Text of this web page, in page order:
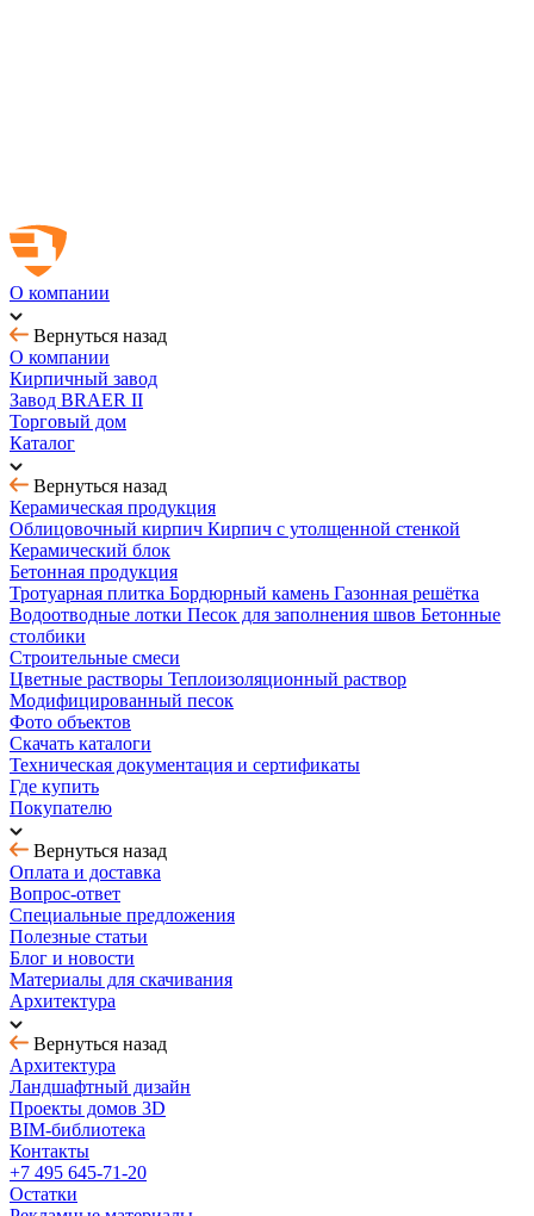
О компании
Вернуться назад
О компании
Кирпичный завод
Завод BRAER II
Торговый дом
Каталог
Вернуться назад
Керамическая продукция
Облицовочный кирпич Кирпич с утолщенной стенкой
Керамический блок
Бетонная продукция
Тротуарная плитка Бордюрный камень Газонная решётка
Водоотводные лотки Песок для заполнения швов Бетонные
столбики
Строительные смеси
Цветные растворы Теплоизоляционный раствор
Модифицированный песок
Фото объектов
Скачать каталоги
Техническая документация и сертификаты
Где купить
Покупателю
Вернуться назад
Оплата и доставка
Вопрос-ответ
Специальные предложения
Полезные статьи
Блог и новости
Материалы для скачивания
Архитектура
Вернуться назад
Архитектура
Ландшафтный дизайн
Проекты домов 3D
BIM-библиотека
Контакты
+7 495 645-71-20
Остатки